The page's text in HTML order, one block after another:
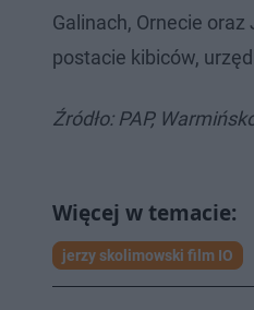
Galinach, Ornecie
postacie kibiców,
Źródło: PAP,
jerzy skolimowski film IO